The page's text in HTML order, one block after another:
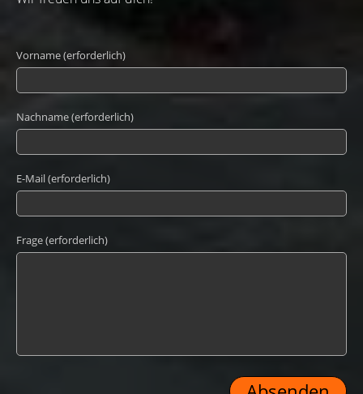
Vorname (erforderlich)
Nachname (erforderlich)
E-Mail (erforderlich)
Frage (erforderlich)